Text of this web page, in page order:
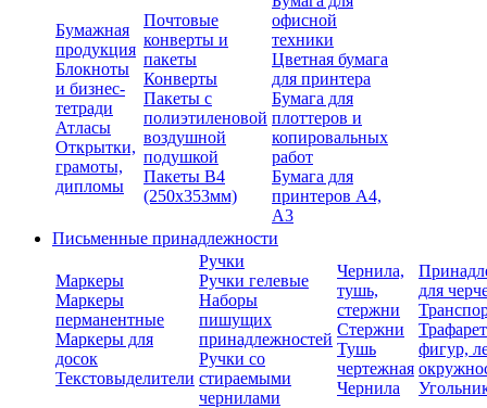
Бумажная
продукция
Блокноты
и бизнес-
тетради
Атласы
Открытки,
грамоты,
дипломы
Почтовые
конверты и
пакеты
Конверты
Пакеты с
полиэтиленовой
воздушной
подушкой
Пакеты В4
(250х353мм)
офисной
техники
Цветная бумага
для принтера
Бумага для
плоттеров и
копировальных
работ
Бумага для
принтеров А4,
А3
Письменные принадлежности
Маркеры
Маркеры
перманентные
Маркеры для
досок
Текстовыделители
Ручки
Ручки гелевые
Наборы
пишущих
принадлежностей
Ручки со
стираемыми
чернилами
Чернила,
тушь,
стержни
Стержни
Тушь
чертежная
Чернила
для
фигур,